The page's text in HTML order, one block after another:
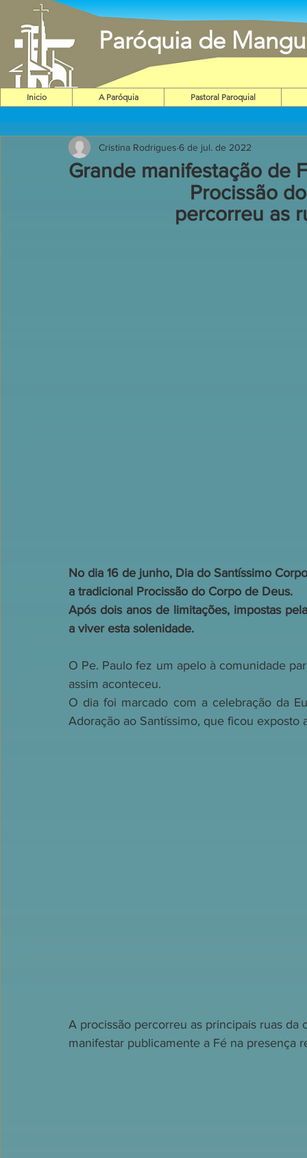
Paróquia de
Inicio A Paróquia Pastoral Paroquial
Grande manifestação de
Cristina Rodrigues 6 de jul. de 2022
Procissão
percorreu as
No dia 16 de junho, Dia do Santíssimo
a tradicional Procissão do Corpo de Deus.
Após dois anos de limitações, impostas
a viver esta solenidade.
O Pe. Paulo fez um apelo à comunidade
assim aconteceu.
O dia foi marcado com a celebração da
Adoração ao Santíssimo, que ficou exposto
A procissão percorreu as principais ruas
manifestar publicamente a Fé na presença